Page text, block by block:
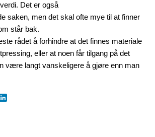
Det er også
saken, men det skal ofte mye til at finner
står bak.
rådet å forhindre at det finnes materiale
eller at noen får tilgang på det
være langt vanskeligere å gjøre enn man